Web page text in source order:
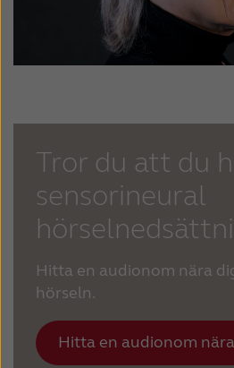
Tror du att du
sensorineural
Hitta en audionom nära
hörseln.
Hitta en audionom